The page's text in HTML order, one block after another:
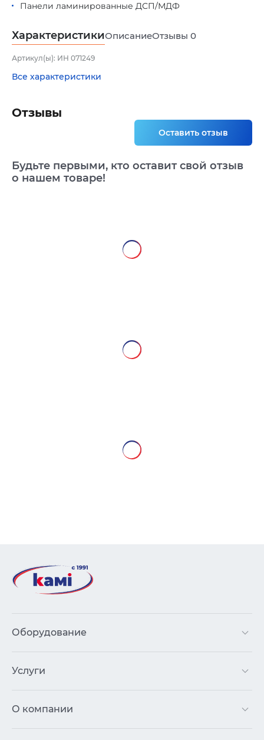
Панели ламинированные ДСП/МДФ
ХарактеристикиОписаниеОтзывы 0
Артикул(ы): ИН 071249
Все характеристики
Отзывы
Оставить отзыв
Будьте первыми, кто оставит свой отзыв
о нашем товаре!
Оборудование
Услуги
О компании